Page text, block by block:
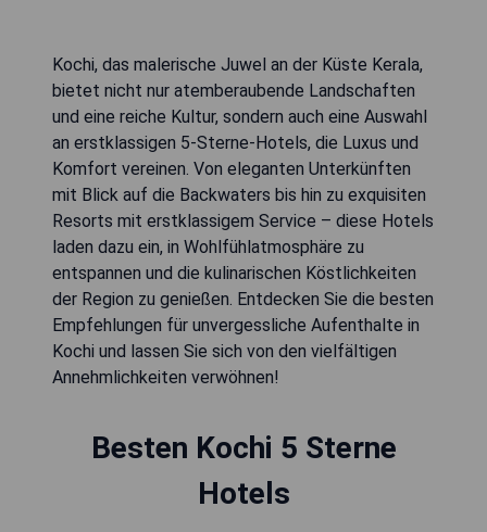
Kochi, das malerische Juwel an der Küste Kerala,
bietet nicht nur atemberaubende Landschaften
und eine reiche Kultur, sondern auch eine Auswahl
an erstklassigen 5-Sterne-Hotels, die Luxus und
Komfort vereinen. Von eleganten Unterkünften
mit Blick auf die Backwaters bis hin zu exquisiten
Resorts mit erstklassigem Service – diese Hotels
laden dazu ein, in Wohlfühlatmosphäre zu
entspannen und die kulinarischen Köstlichkeiten
der Region zu genießen. Entdecken Sie die besten
Empfehlungen für unvergessliche Aufenthalte in
Kochi und lassen Sie sich von den vielfältigen
Annehmlichkeiten verwöhnen!
Besten Kochi 5 Sterne
Hotels